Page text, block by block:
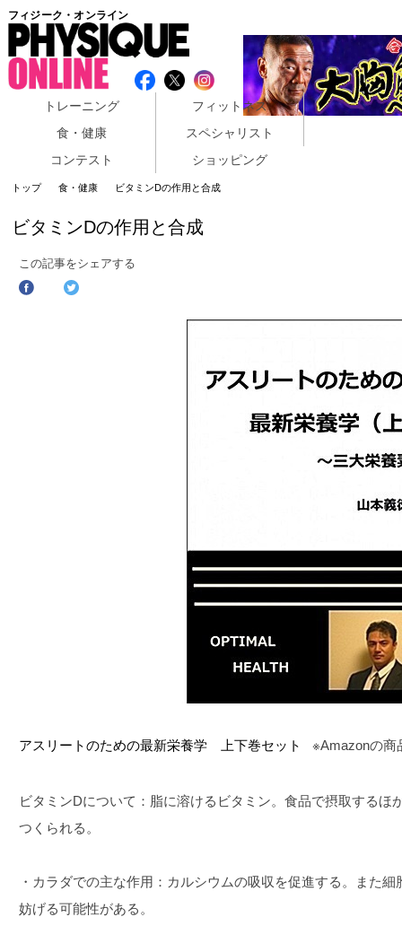
フィジーク・オンライン
トレーニング
フィットネス
食・健康
スペシャリスト
コンテスト
ショッピング
トップ 食・健康 ビタミンDの作用と合成
ビタミンDの作用と合成
この記事をシェアする
アスリートのための最新栄養学 上下巻セット ※Amazonの商
ビタミンDについて：脂に溶けるビタミン。食品で摂取するほ
つくられる。
・カラダでの主な作用：カルシウムの吸収を促進する。また
妨げる可能性がある。